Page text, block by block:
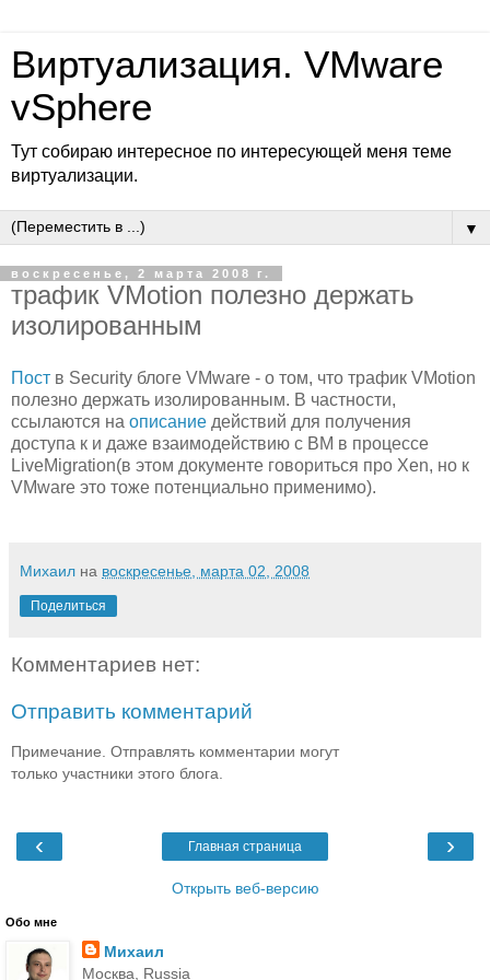
Виртуализация. VMware
vSphere
Тут собираю интересное по интересующей меня теме
виртуализации.
▼
воскресенье, 2 марта 2008 г.
трафик VMotion полезно держать
изолированным
Пост в Security блоге VMware - о том, что трафик VMotion
полезно держать изолированным. В частности,
ссылаются на описание действий для получения
доступа к и даже взаимодействию с ВМ в процессе
LiveMigration(в этом документе говориться про Xen, но к
VMware это тоже потенциально применимо).
Михаил на воскресенье, марта 02, 2008
Поделиться
Комментариев нет:
Отправить комментарий
Примечание. Отправлять комментарии могут
только участники этого блога.
‹ ›
Главная страница
Открыть веб-версию
Обо мне
Михаил
Москва, Russia